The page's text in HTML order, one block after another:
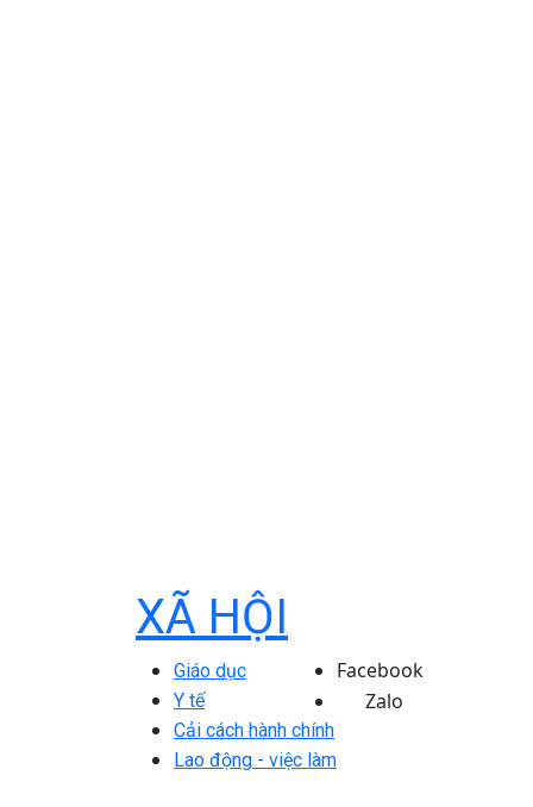
XÃ HỘI
Giáo dục
Y tế
Cải cách hành chính
Lao động - việc làm
Facebook
Zalo